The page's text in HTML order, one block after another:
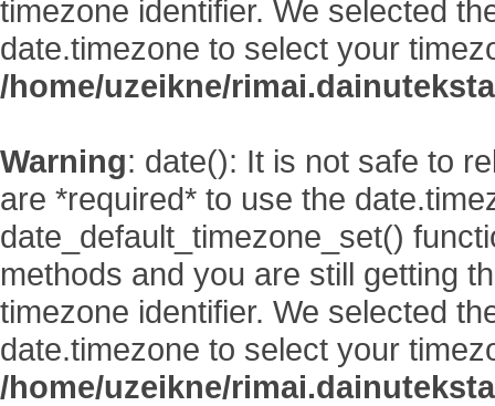
timezone identifier. We selected
date.timezone to select your
/home/uzeikne/
Warning: date(): It is not safe to
are *required* to use the
date_default_timezone_set()
methods and you are still getting
timezone identifier. We selected
date.timezone to select your
/home/uzeikne/